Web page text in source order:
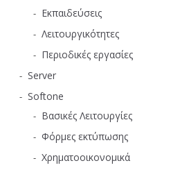
Εκπαιδεύσεις
Λειτουργικότητες
Περιοδικές εργασίες
Server
Softone
Βασικές Λειτουργίες
Φόρμες εκτύπωσης
Χρηματοοικονομικά